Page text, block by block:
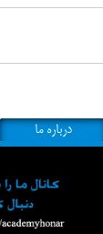
درباره ما